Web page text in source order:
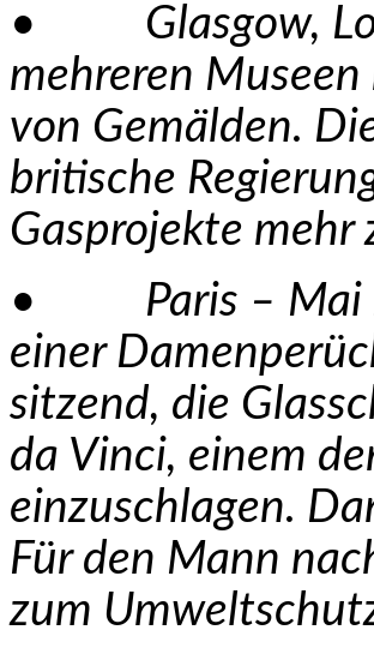
• Glasgow,
mehreren
von Gemälden.
britische
Gasprojekte mehr
• Paris – Mai
einer
sitzend, die
da Vinci, einem
einzuschlagen.
Für den Mann
zum